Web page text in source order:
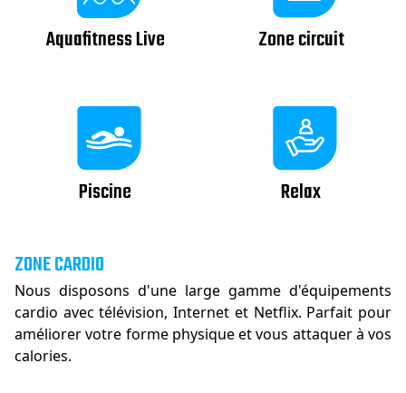
Aquafitness Live Zone circuit
Piscine Relax
ZONE CARDIO
Nous disposons d'une large gamme d'équipements
cardio avec télévision, Internet et Netflix. Parfait pour
améliorer votre forme physique et vous attaquer à vos
calories.